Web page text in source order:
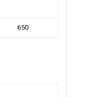
650